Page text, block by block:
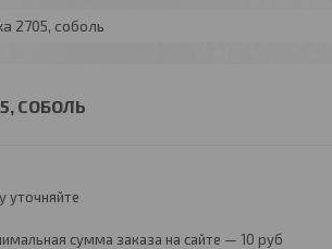
2705, соболь
СОБОЛЬ
уточняйте
сумма заказа на сайте — 10 руб